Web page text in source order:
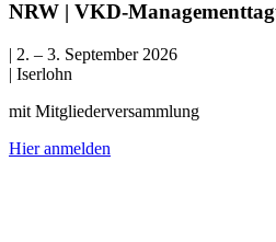
NRW | VKD-
| 2. – 3. September 2026
| Iserlohn
mit Mitgliederversammlung
Hier anmelden